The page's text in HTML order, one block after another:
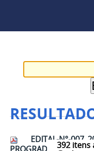
392itens
EDITAL-N°-